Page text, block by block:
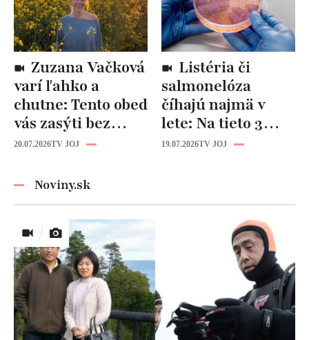
varí ľahko a
chutne: Tento obed
vás zasýti bez
zbytočných kalórií
20.07.2026TV JOJ
salmonelóza
číhajú najmä v
lete: Na tieto 3
pravidlá pri jedle
19.07.2026TV JOJ
Noviny.sk